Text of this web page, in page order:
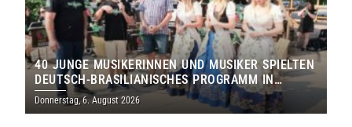
40 JUNGE MUSIKERINNEN UND MUSIKER SPIELTEN
DEUTSCH-BRASILIANISCHES PROGRAMM IN
THOLEY
Donnerstag, 6. August 2026